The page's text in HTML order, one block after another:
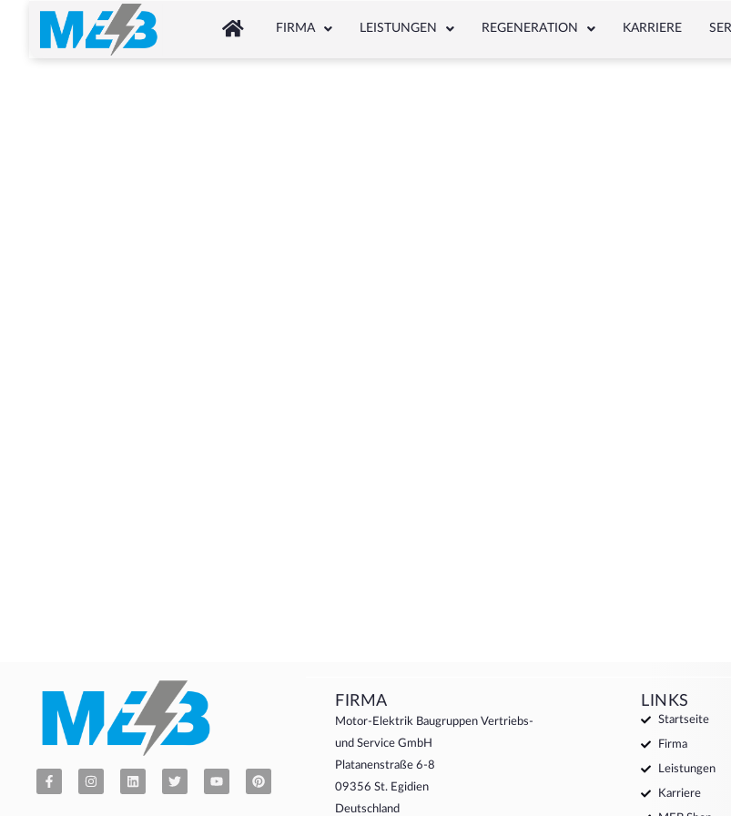
FIRMA LEISTUNGEN REGENERATION KARRIERE
FIRMA
Motor-Elektrik Baugruppen Vertriebs-
und Service GmbH
Platanenstraße 6-8
09356 St. Egidien
Deutschland
LINKS
Startseite
Firma
Leistungen
Karriere